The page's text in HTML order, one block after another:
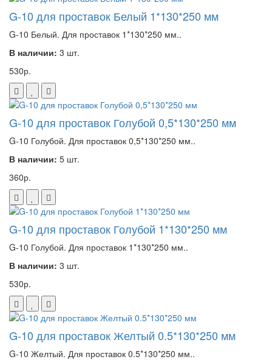
G-10 для проставок Белый 1*130*250 мм
G-10 Белый. Для проставок 1*130*250 мм..
В наличии: 3 шт.
530р.
G-10 для проставок Голубой 0,5*130*250 мм
G-10 Голубой. Для проставок 0,5*130*250 мм..
В наличии: 5 шт.
360р.
G-10 для проставок Голубой 1*130*250 мм
G-10 Голубой. Для проставок 1*130*250 мм..
В наличии: 3 шт.
530р.
G-10 для проставок Желтый 0.5*130*250 мм
G-10 Желтый. Для проставок 0.5*130*250 мм..